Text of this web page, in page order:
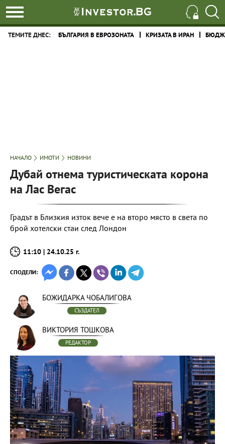
ТЕМИТЕ ДНЕС: БЪЛГАРИЯ В ЕВРОЗОНАТА КРИЗАТА В ИРАН
НАЧАЛО ИМОТИ НОВИНИ
Дубай отнема туристическата корона
на Лас Вегас
Градът в Близкия изток вече е на второ място в света по
брой хотелски стаи след Лондон
11:10 | 24.10.25 г.
СПОДЕЛИ:
БОЖИДАРКА ЧОБАЛИГОВА
СЪЗДАТЕЛ
ВИКТОРИЯ ТОШКОВА
РЕДАКТОР